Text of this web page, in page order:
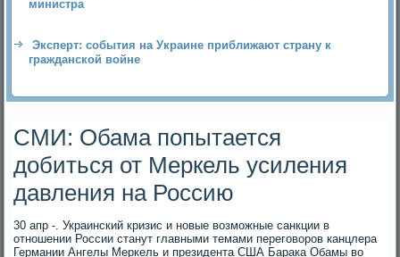
министра
Эксперт: события на Украине приближают страну к
гражданской войне
СМИ: Обама попытается
добиться от Меркель усиления
давления на Россию
30 апр -. Украинский кризис и новые возможные санкции в
отношении России станут главными темами переговоров канцлера
Германии Ангелы Меркель и президента США Барака Обамы во